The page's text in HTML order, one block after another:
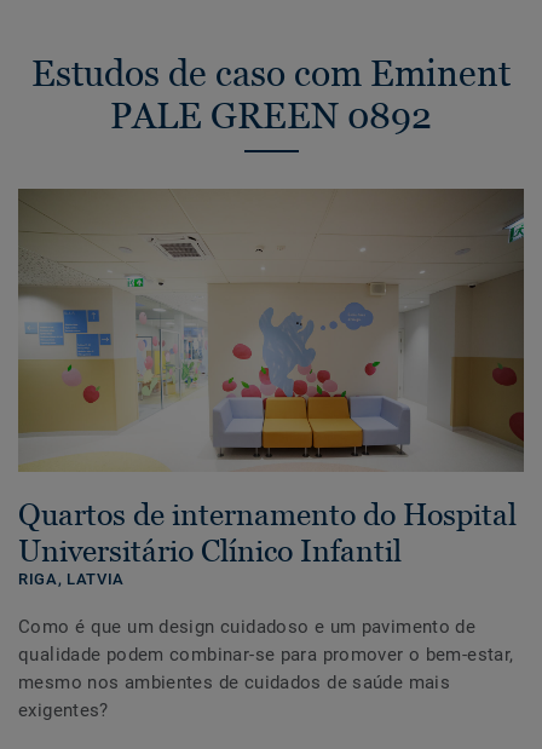
Estudos de caso com Eminent
PALE GREEN 0892
Quartos de internamento do Hospital
Universitário Clínico Infantil
RIGA, LATVIA
Como é que um design cuidadoso e um pavimento de
qualidade podem combinar-se para promover o bem-estar,
mesmo nos ambientes de cuidados de saúde mais
exigentes?